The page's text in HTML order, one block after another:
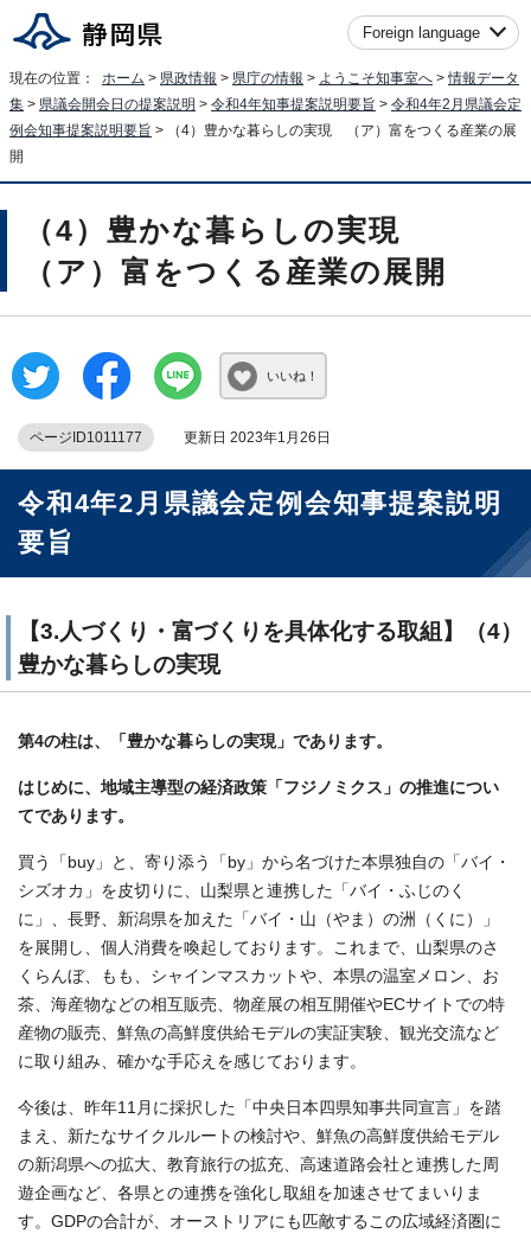
Foreign language
現在の位置： ホーム > 県政情報 > 県庁の情報 > ようこそ知事室へ >情報データ
集 > 県議会開会日の提案説明 > 令和4年知事提案説明要旨 > 令和4年2月県議会定
例会知事提案説明要旨 > （4）豊かな暮らしの実現 （ア）富をつくる産業の展
開
（4）豊かな暮らしの実現
（ア）富をつくる産業の展開
いいね！
ページID1011177 更新日 2023年1月26日
令和4年2月県議会定例会知事提案説明
要旨
【3.人づくり・富づくりを具体化する取組】（4）
豊かな暮らしの実現
第4の柱は、「豊かな暮らしの実現」であります。
はじめに、地域主導型の経済政策「フジノミクス」の推進につい
てであります。
買う「buy」と、寄り添う「by」から名づけた本県独自の「バイ・
シズオカ」を皮切りに、山梨県と連携した「バイ・ふじのく
に」、長野、新潟県を加えた「バイ・山（やま）の洲（くに）」
を展開し、個人消費を喚起しております。これまで、山梨県のさ
くらんぼ、もも、シャインマスカットや、本県の温室メロン、お
茶、海産物などの相互販売、物産展の相互開催やECサイトでの特
産物の販売、鮮魚の高鮮度供給モデルの実証実験、観光交流など
に取り組み、確かな手応えを感じております。
今後は、昨年11月に採択した「中央日本四県知事共同宣言」を踏
まえ、新たなサイクルルートの検討や、鮮魚の高鮮度供給モデル
の新潟県への拡大、教育旅行の拡充、高速道路会社と連携した周
遊企画など、各県との連携を強化し取組を加速させてまいりま
す。GDPの合計が、オーストリアにも匹敵するこの広域経済圏に